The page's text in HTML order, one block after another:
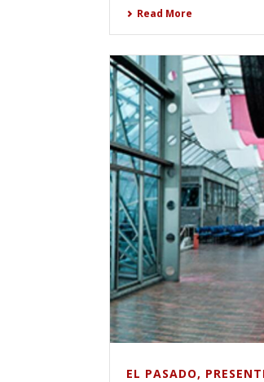
Read More
EL PASADO,